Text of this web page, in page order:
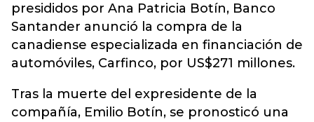
presididos por Ana Patricia Botín, Banco
Santander anunció la compra de la
canadiense especializada en financiación de
automóviles, Carfinco, por US$271 millones.
Tras la muerte del expresidente de la
compañía, Emilio Botín, se pronosticó una